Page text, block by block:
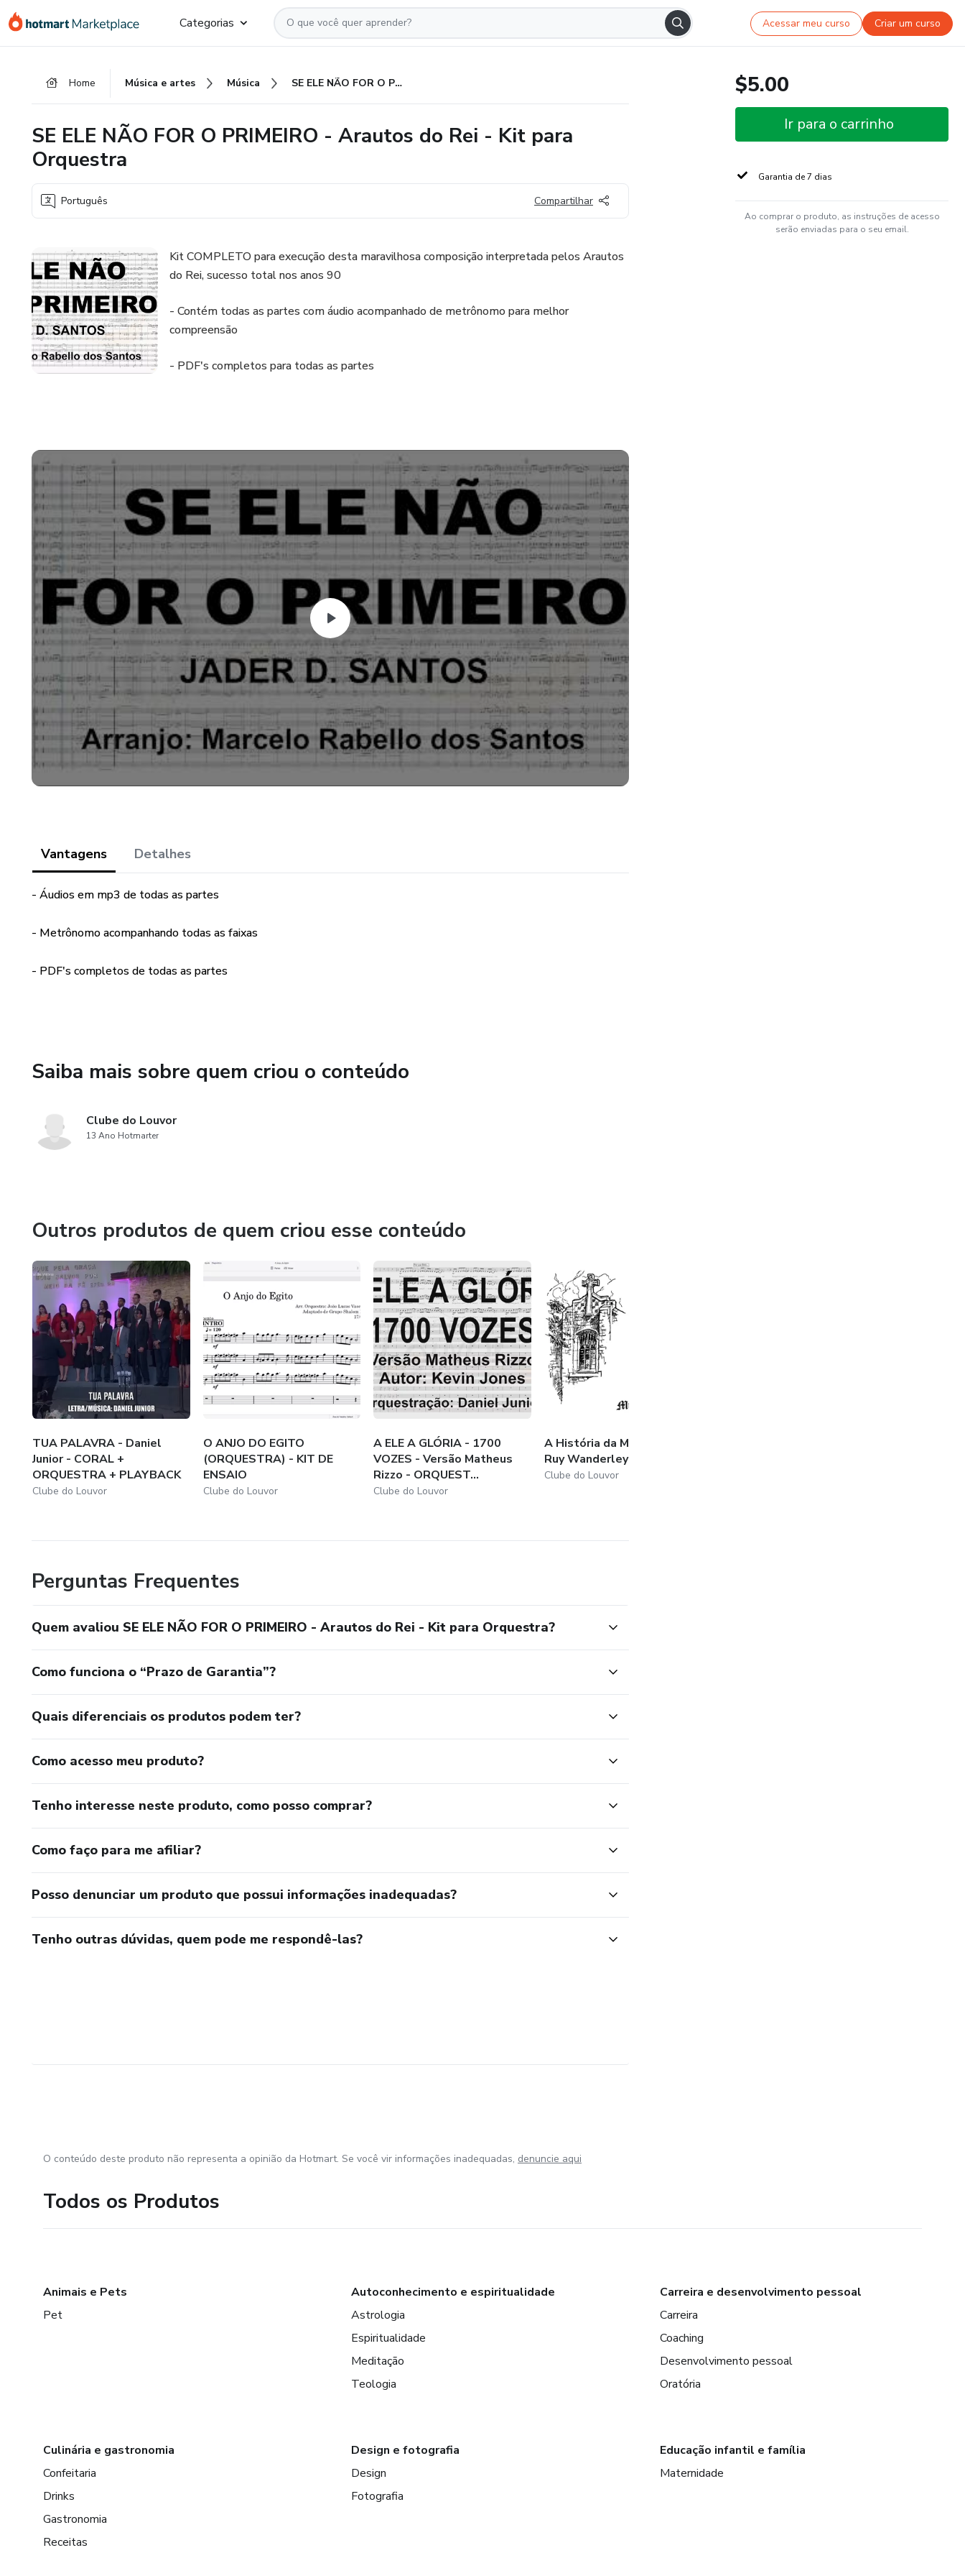
para
para
para
Categorias Acessar meu curso Criar um curso
Home Música e artes Música SE ELE NÃO FOR O PRIMEIRO - Arautos do Rei - Kit para Orquestra
SE ELE NÃO FOR O PRIMEIRO - Arautos do Rei - Kit para
Orquestra
Português Compartilhar
Kit COMPLETO para execução desta maravilhosa composição interpretada pelos Arautos
do Rei, sucesso total nos anos 90
- Contém todas as partes com áudio acompanhado de metrônomo para melhor
compreensão
- PDF's completos para todas as partes
Vantagens Detalhes
- Áudios em mp3 de todas as partes
- Metrônomo acompanhando todas as faixas
- PDF's completos de todas as partes
Saiba mais sobre quem criou o conteúdo
Clube do Louvor
13 Ano Hotmarter
Outros produtos de quem criou esse conteúdo
TUA PALAVRA - Daniel
Junior - CORAL +
ORQUESTRA + PLAYBACK
Clube do Louvor
O ANJO DO EGITO
(ORQUESTRA) - KIT DE
ENSAIO
Clube do Louvor
A ELE A GLÓRIA - 1700
VOZES - Versão Matheus
Rizzo - ORQUEST...
Clube do Louvor
A História da Música Sacra -
Ruy Wanderley
Clube do Louvor
Perguntas Frequentes
Quem avaliou SE ELE NÃO FOR O PRIMEIRO - Arautos do Rei - Kit para Orquestra?
Como funciona o “Prazo de Garantia”?
Quais diferenciais os produtos podem ter?
Como acesso meu produto?
Tenho interesse neste produto, como posso comprar?
Como faço para me afiliar?
Posso denunciar um produto que possui informações inadequadas?
Tenho outras dúvidas, quem pode me respondê-las?
$5.00
Ir para o carrinho
Garantia de 7 dias
Ao comprar o produto, as instruções de acesso
serão enviadas para o seu email.
O conteúdo deste produto não representa a opinião da Hotmart. Se você vir informações inadequadas, denuncie aqui
Todos os Produtos
Animais e Pets
Pet
Autoconhecimento e espiritualidade
Astrologia
Espiritualidade
Meditação
Teologia
Carreira e desenvolvimento pessoal
Carreira
Coaching
Desenvolvimento pessoal
Oratória
Culinária e gastronomia
Confeitaria
Drinks
Gastronomia
Receitas
Design e fotografia
Design
Fotografia
Educação infantil e família
Maternidade